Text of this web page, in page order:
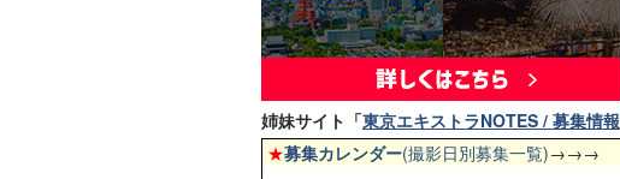
姉妹サイト「東京エキストラNOTES / 募集情報
★募集カレンダー(撮影日別募集一覧)→→→